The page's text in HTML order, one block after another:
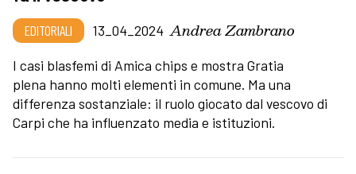
EDITORIALI 13_04_2024 Andrea Zambrano
I casi blasfemi di Amica chips e mostra Gratia
plena hanno molti elementi in comune. Ma una
differenza sostanziale: il ruolo giocato dal vescovo di
Carpi che ha influenzato media e istituzioni.